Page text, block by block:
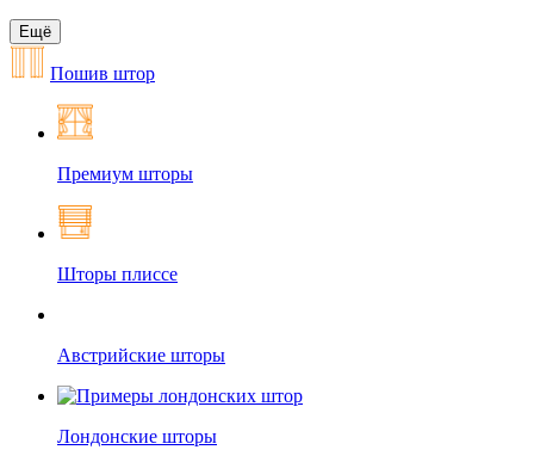
Ещё
Пошив штор
Премиум шторы
Шторы плиссе
Австрийские шторы
Лондонские шторы